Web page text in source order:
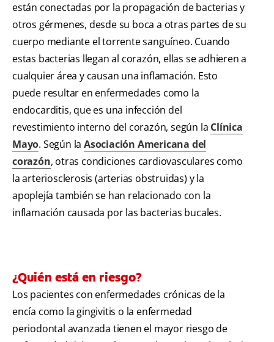
están conectadas por la propagación de bacterias y
otros gérmenes, desde su boca a otras partes de su
cuerpo mediante el torrente sanguíneo. Cuando
estas bacterias llegan al corazón, ellas se adhieren a
cualquier área y causan una inflamación. Esto
puede resultar en enfermedades como la
endocarditis, que es una infección del
revestimiento interno del corazón, según la Clínica
Mayo. Según laAsociación Americana del
corazón, otras condiciones cardiovasculares como
la arteriosclerosis (arterias obstruidas) y la
apoplejía también se han relacionado con la
inflamación causada por las bacterias bucales.
¿Quién está en riesgo?
Los pacientes con enfermedades crónicas de la
encía como la gingivitis o la enfermedad
periodontal avanzada tienen el mayor riesgo de